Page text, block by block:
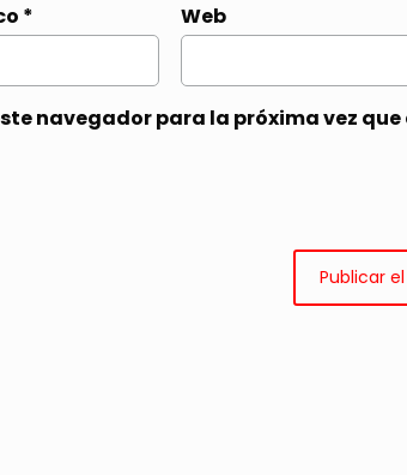
* Web
navegador para la próxima vez